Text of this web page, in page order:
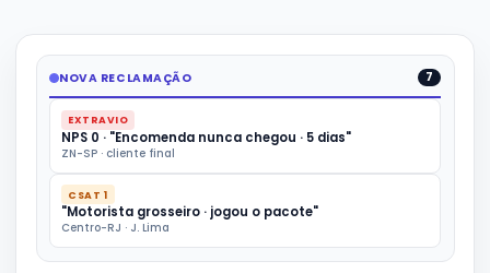
NOVA RECLAMAÇÃO 7
EXTRAVIO
NPS 0 · "Encomenda nunca chegou · 5 dias"
ZN-SP · cliente final
CSAT 1
"Motorista grosseiro · jogou o pacote"
Centro-RJ · J. Lima